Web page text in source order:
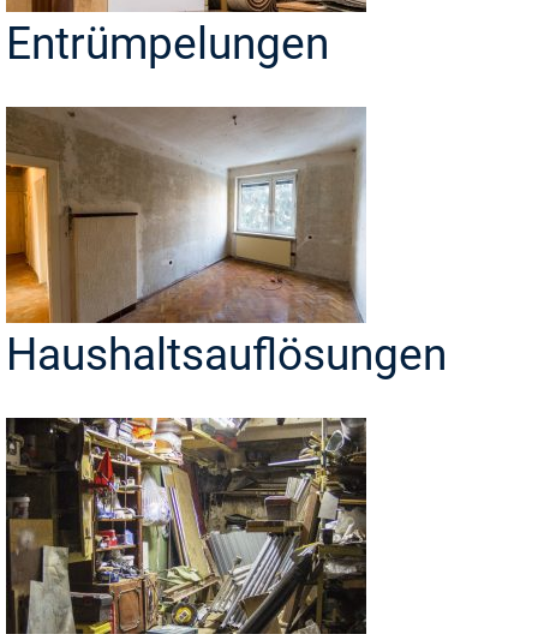
Entrümpelungen
Haushaltsauflösungen